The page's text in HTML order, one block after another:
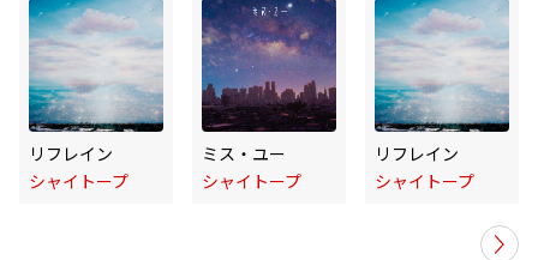
リフレイン
シャイトープ
ミス・ユー
シャイトープ
リフレイン
シャイトープ